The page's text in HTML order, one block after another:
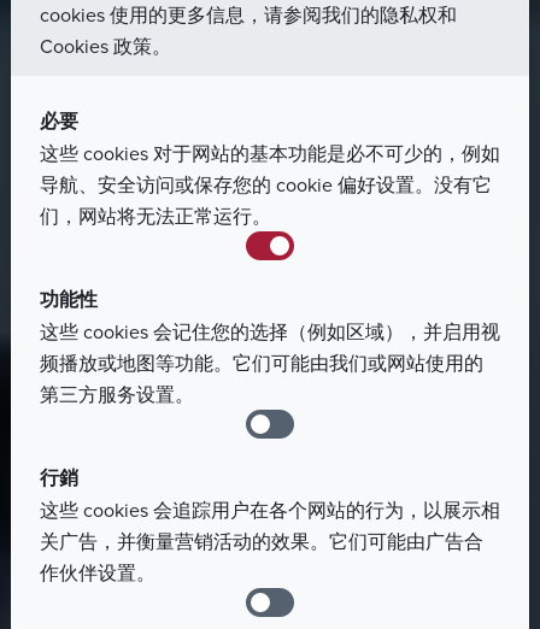
开启您的职业生涯
我们与时俱进，创造未来。我们提供国际化的工作环
境，致力于成为行业领先解决方案专家。
cookies 使用的更多信息，请参阅我们的隐私权和
Cookies 政策。
必要
这些 cookies 对于网站的基本功能是必不可少的，例如
导航、安全访问或保存您的 cookie 偏好设置。没有它
们，网站将无法正常运行。
功能性
这些 cookies 会记住您的选择（例如区域），并启用视
频播放或地图等功能。它们可能由我们或网站使用的
第三方服务设置。
行銷
这些 cookies 会追踪用户在各个网站的行为，以展示相
关广告，并衡量营销活动的效果。它们可能由广告合
作伙伴设置。